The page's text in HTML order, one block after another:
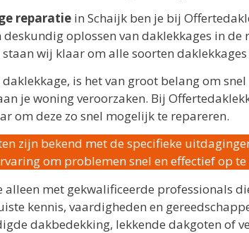
reparatie in Schaijk ben je bij
oplossen van daklekkages in
wij klaar om alle soorten
is het van groot belang om
je woning veroorzaken. Bij
om deze zo snel mogelijk te repareren.
zijn bekend met de specifieke
om problemen snel en effectief op te
met gekwalificeerde professionals
kennis, vaardigheden en
dakbedekking, lekkende dakgoten of